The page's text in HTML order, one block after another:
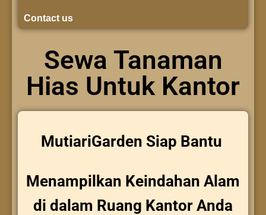
Contact us
Sewa Tanaman
Hias Untuk Kantor
MutiariGarden Siap Bantu
Menampilkan Keindahan Alam
di dalam Ruang Kantor Anda